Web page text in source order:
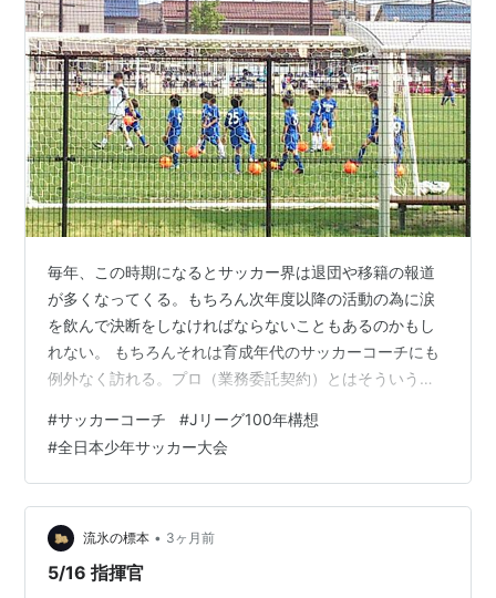
毎年、この時期になるとサッカー界は退団や移籍の報道
が多くなってくる。もちろん次年度以降の活動の為に涙
を飲んで決断をしなければならないこともあるのかもし
れない。 もちろんそれは育成年代のサッカーコーチにも
例外なく訪れる。プロ（業務委託契約）とはそういうも
成年代の指導者にとっては、本当に本当に厳しい現実で
ある。 サッカー選手のように高額な年俸を貰っている訳
ではないし、それなら他の仕事をしながら...という訳に
もいかない。契約の問題やそもそも時間がないというの
が理由だろう。 話が逸れてしまうが...少し読んでみて欲
しい。 ■ オランダで感じたサッカー…
#サッカーコーチ #Jリーグ100年構想
#全日本少年サッカー大会
流氷の標本 • 3ヶ月前
5/16 指揮官